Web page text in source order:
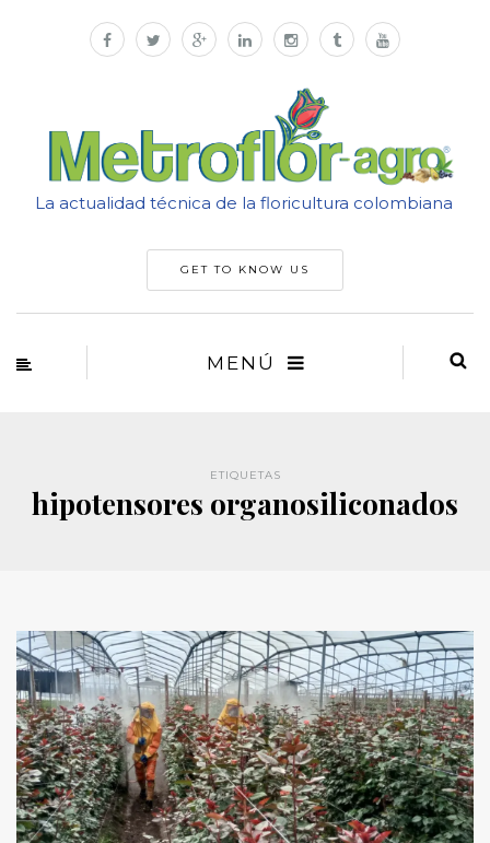
La actualidad técnica de la floricultura colombiana
GET TO KNOW US
MENÚ
ETIQUETAS
hipotensores organosiliconados